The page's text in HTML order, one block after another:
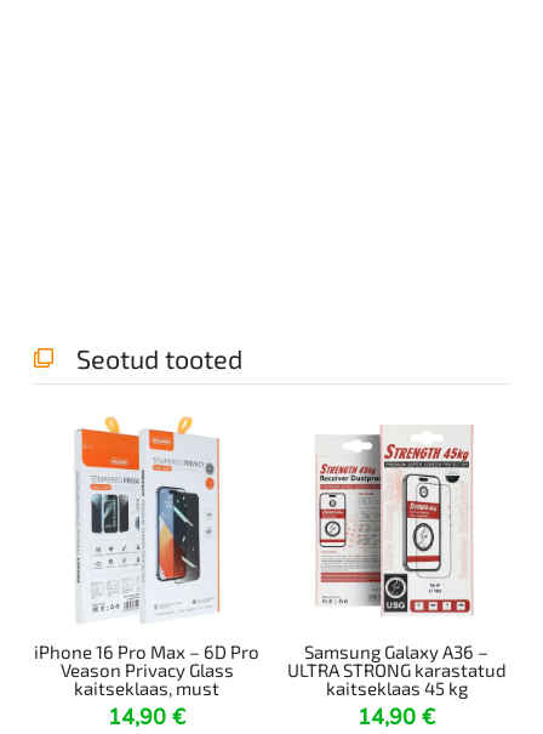
Seotud tooted
iPhone 16 Pro Max – 6D Pro
Veason Privacy Glass
kaitseklaas, must
14,90 €
Samsung Galaxy A36 –
ULTRA STRONG karastatud
kaitseklaas 45 kg
14,90 €